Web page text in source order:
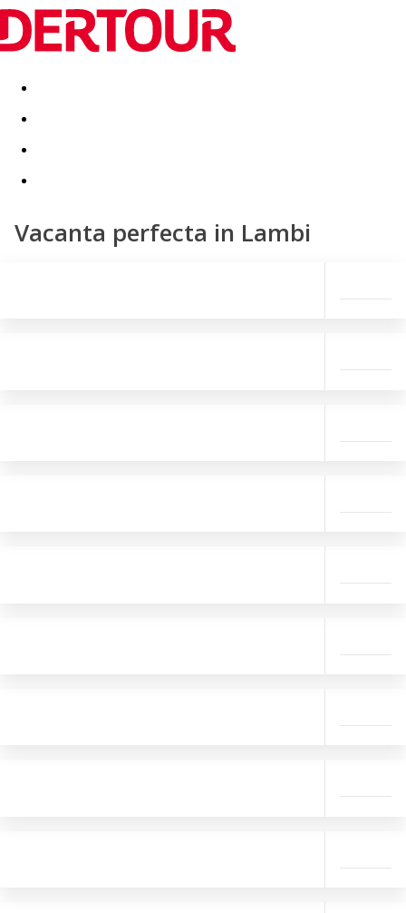
Destinatii Vacanta perfecta OFERTE DE NERATAT
Vacanta perfecta in Lambi